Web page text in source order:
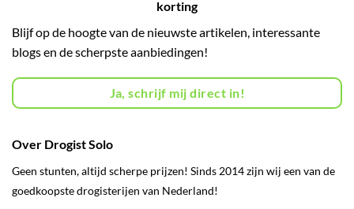
korting
Blijf op de hoogte van de nieuwste artikelen, interessante
blogs en de scherpste aanbiedingen!
Ja, schrijf mij direct in!
Over Drogist Solo
Geen stunten, altijd scherpe prijzen! Sinds 2014 zijn wij een van de
goedkoopste drogisterijen van Nederland!